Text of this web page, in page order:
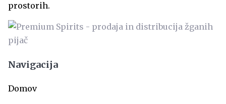
prostorih.
Navigacija
Domov